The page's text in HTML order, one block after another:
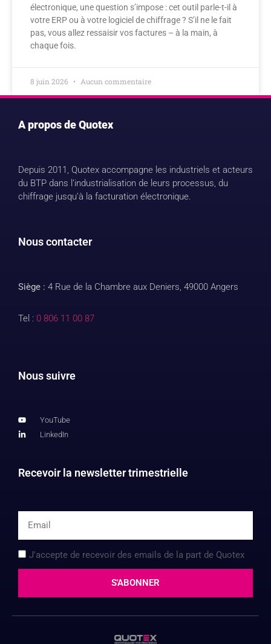
électronique, une question s’impose : cet outil parle-t-il à
votre ERP ou à votre logiciel de chiffrage ? S’il ne le fait
pas, vous allez ressaisir vos factures – à la main, à
chaque fois.
8 juin 2026 Aucun commentaire
A propos de Quotex
Depuis 2011, Quotex accompagne les industriels et acteurs
du BTP dans l’industrialisation de leurs processus, du
chiffrage jusqu’à la facturation électronique.
Nous contacter
Siège : 4 Rue de la Chambre aux Deniers, 49000 Angers
Tel : 0 806 11 00 87
Nous suivre
YouTube
LinkedIn
Recevoir la newsletter trimestrielle
J'accepte de recevoir des emails de la part de Quotex
S'ABONNER